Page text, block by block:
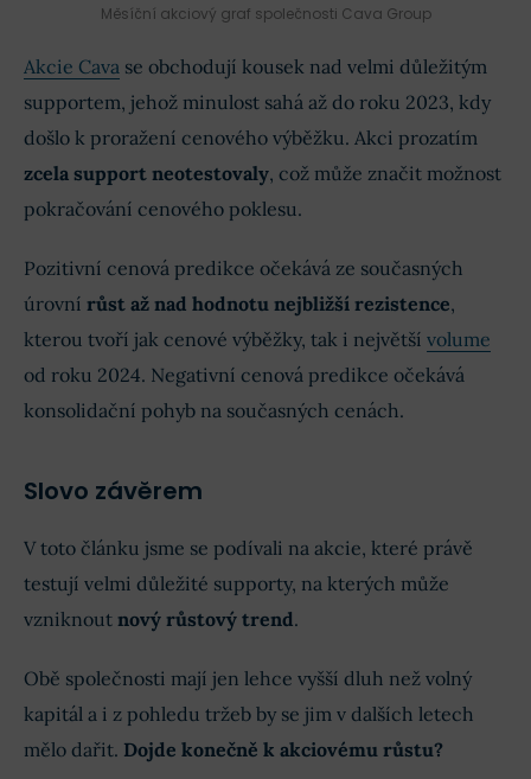
Měsíční akciový graf společnosti Cava Group
Akcie Cava se obchodují kousek nad velmi důležitým
supportem, jehož minulost sahá až do roku 2023, kdy
došlo k proražení cenového výběžku. Akci prozatím
zcela support neotestovaly, což může značit možnost
pokračování cenového poklesu.
Pozitivní cenová predikce očekává ze současných
úrovní růst až nad hodnotu nejbližší rezistence,
kterou tvoří jak cenové výběžky, tak i největší volume
od roku 2024. Negativní cenová predikce očekává
konsolidační pohyb na současných cenách.
Slovo závěrem
V toto článku jsme se podívali na akcie, které právě
testují velmi důležité supporty, na kterých může
vzniknout nový růstový trend.
Obě společnosti mají jen lehce vyšší dluh než volný
kapitál a i z pohledu tržeb by se jim v dalších letech
mělo dařit. Dojde konečně k akciovému růstu?